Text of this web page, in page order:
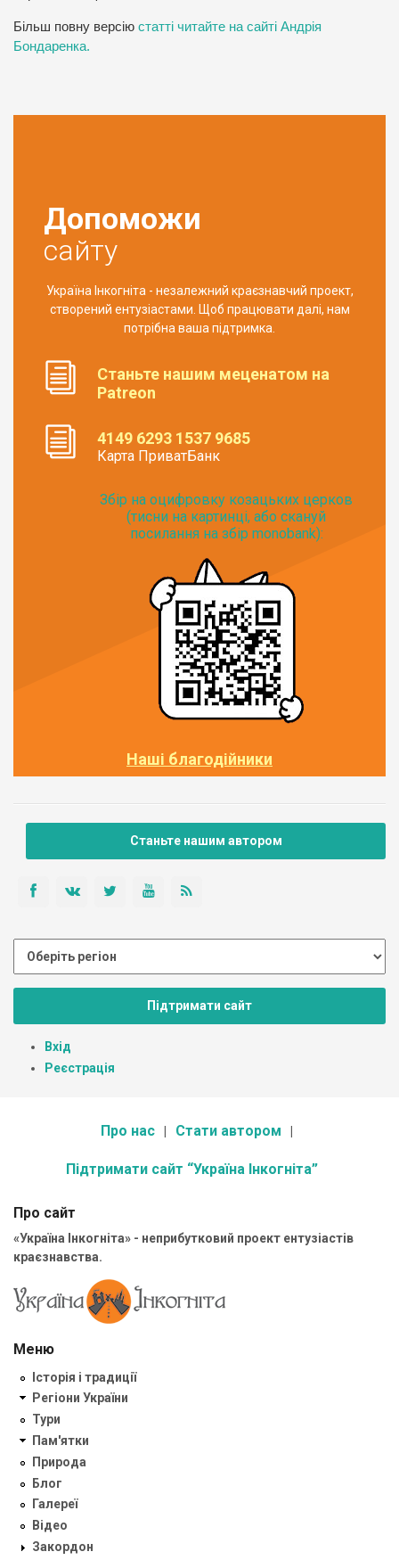
Більш повну версію статті читайте на сайті Андрія
Бондаренка.
Допоможи
сайту
Україна Інкогніта - незалежний краєзнавчий проект,
створений ентузіастами. Щоб працювати далі, нам
потрібна ваша підтримка.
Станьте нашим меценатом на
Patreon
4149 6293 1537 9685
Карта ПриватБанк
Збір на оцифровку козацьких церков
(тисни на картинці, або скануй
посилання на збір monobank):
Наші благодійники
Станьте нашим автором
Підтримати сайт
Вхід
Реєстрація
Про нас Стати автором
Підтримати сайт “Україна Інкогніта”
Про сайт
«Україна Інкогніта» - неприбутковий проект ентузіастів
краєзнавства.
Меню
Історія і традиції
Регіони України
Тури
Пам'ятки
Природа
Блог
Галереї
Відео
Закордон